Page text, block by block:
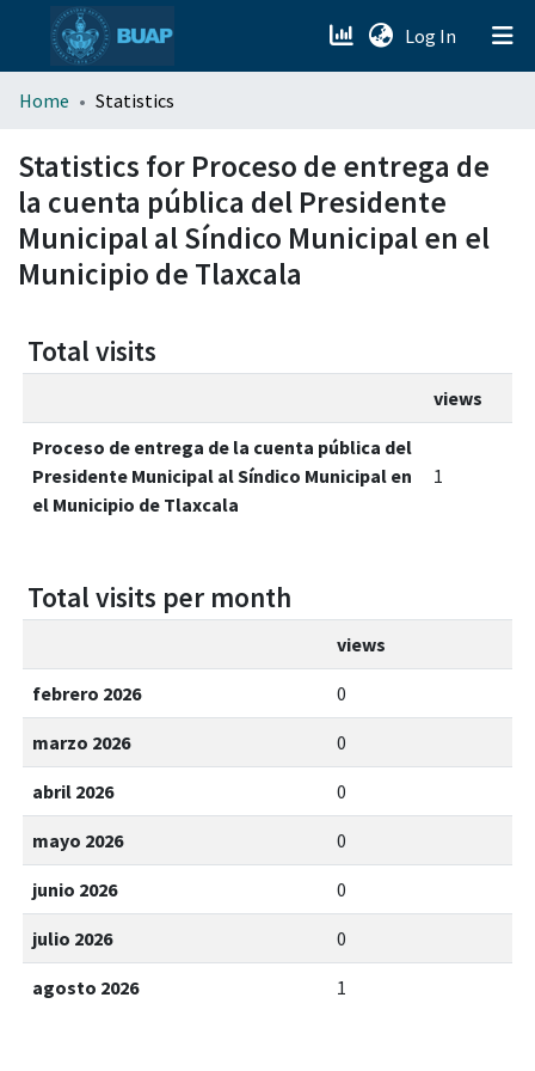
Log In (current)
menu.section.about_menu
All of DSpace
Home Statistics
Statistics for Proceso de entrega de
la cuenta pública del Presidente
Municipal al Síndico Municipal en el
Municipio de Tlaxcala
Total visits
views
Proceso de entrega de la cuenta pública del
Presidente Municipal al Síndico Municipal en
el Municipio de Tlaxcala
1
Total visits per month
views
febrero 2026 0
marzo 2026 0
abril 2026 0
mayo 2026 0
junio 2026 0
julio 2026 0
agosto 2026 1